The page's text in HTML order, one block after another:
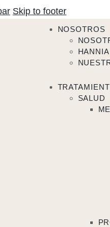
Skip to footer
NOSOTROS
SALUD